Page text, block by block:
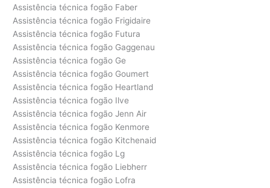
Assistência técnica fogão Faber
Assistência técnica fogão Frigidaire
Assistência técnica fogão Futura
Assistência técnica fogão Gaggenau
Assistência técnica fogão Ge
Assistência técnica fogão Goumert
Assistência técnica fogão Heartland
Assistência técnica fogão Ilve
Assistência técnica fogão Jenn Air
Assistência técnica fogão Kenmore
Assistência técnica fogão Kitchenaid
Assistência técnica fogão Lg
Assistência técnica fogão Liebherr
Assistência técnica fogão Lofra